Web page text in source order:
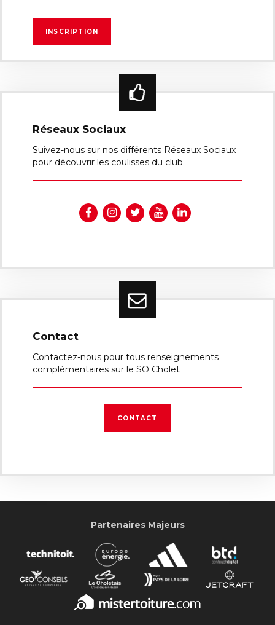
Réseaux Sociaux
Suivez-nous sur nos différents Réseaux Sociaux
pour découvrir les coulisses du club
Contact
Contactez-nous pour tous renseignements
complémentaires sur le SO Cholet
CONTACT
Partenaires Majeurs